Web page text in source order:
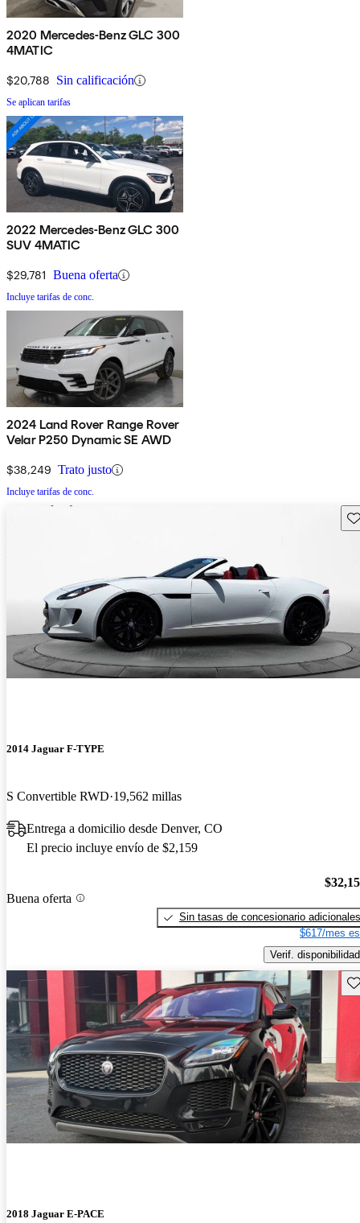
2020 Mercedes-Benz GLC 300
4MATIC
$20,788 Sin calificación
Se aplican tarifas
2022 Mercedes-Benz GLC 300
SUV 4MATIC
$29,781 Buena oferta
Incluye tarifas de conc.
2024 Land Rover Range Rover
Velar P250 Dynamic SE AWD
$38,249 Trato justo
Incluye tarifas de conc.
2014 Jaguar F-TYPE
S Convertible RWD 19,562 millas
Entrega a domicilio desde Denver, CO
El precio incluye envío de $2,159
Buena oferta
Sin tasas de concesionario adicionales
$617/mes
Verif. disponibilidad
2018 Jaguar E-PACE